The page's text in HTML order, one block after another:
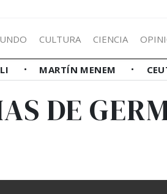
CULTURA CIENCIA
MARTÍN MENEM
DE